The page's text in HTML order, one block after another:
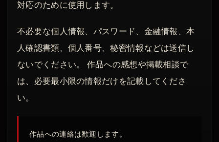
対応のために使用します。
不必要な個人情報、パスワード、金融情報、本
人確認書類、個人番号、秘密情報などは送信し
ないでください。 作品への感想や掲載相談で
は、必要最小限の情報だけを記載してくださ
い。
作品への連絡は歓迎します。